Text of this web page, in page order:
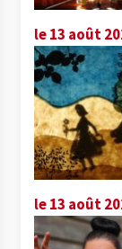
le 13 août
le 13 août